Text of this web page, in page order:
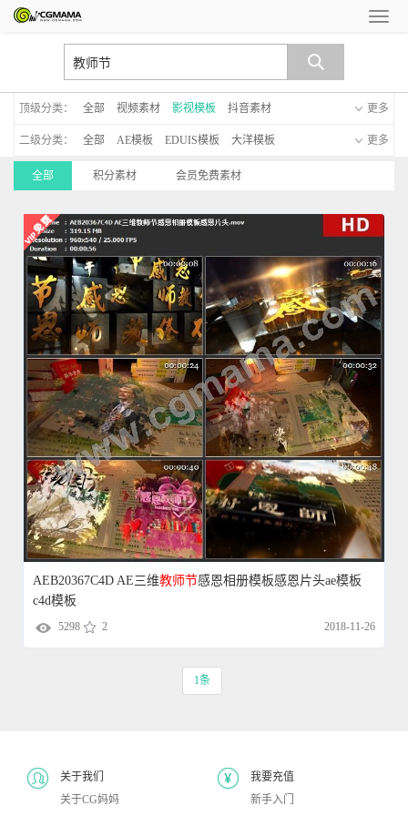
顶级分类： 更多
全部 视频素材 影视模板 抖音素材
二级分类： 更多
全部 AE模板 EDUIS模板 大洋模板
MG动画模板 新年模板 手机模板
全部 积分素材 会员免费素材
AEB20367C4D AE三维教师节感恩相册模板感恩片头ae模板
c4d模板
5298 2 2018-11-26
1条
关于我们
关于CG妈妈
我要充值
新手入门